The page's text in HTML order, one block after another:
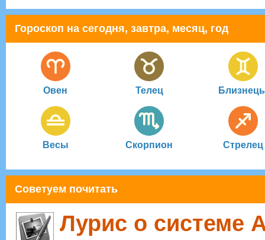
Гороскоп на сегодня, завтра, месяц, год
Овен Телец
Весы Скорпион Стрелец
Советуем почитать
Лурис о системе